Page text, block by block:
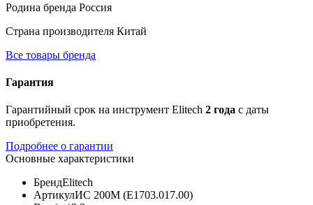
Родина бренда Россия
Страна производителя Китай
Все товары бренда
Гарантия
Гарантийный срок на инструмент Elitech 2 года с даты
приобретения.
Подробнее о гарантии
Основные характеристики
БрендElitech
АртикулИС 200М (E1703.017.00)